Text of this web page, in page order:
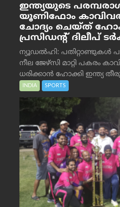
ഇന്ത്യയുടെ
യൂണിഫോം
ചോദ്യം ചെയ്ത്
പ്രസിഡന്റ് ദിലീപ്
ന്യൂഡൽഹി: പതിറ്റാണ്ടുകൾ
നീല ജേഴ്‌സി മാറ്റി പകരം
ധരിക്കാൻ ഹോക്കി ഇന്ത്യ
INDIA SPORTS